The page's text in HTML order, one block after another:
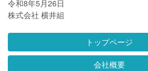
令和8年5月26日
株式会社 横井組
トップページ
会社概要